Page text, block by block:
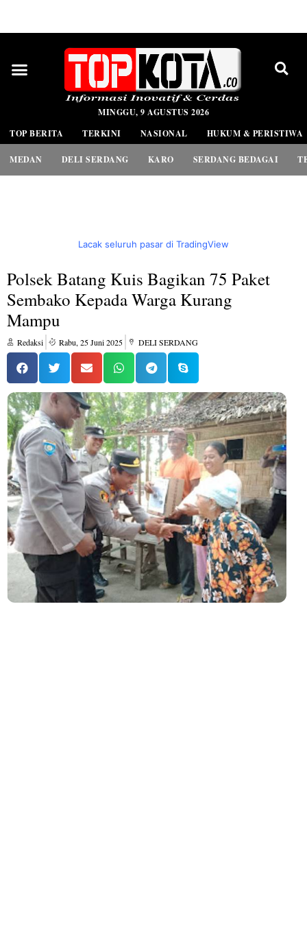
MINGGU, 9 AGUSTUS 2026
TOP BERITA
TERKINI NASIONAL HUKUM & PERISTIWA
MEDAN DELI SERDANG KARO SERDANG BEDAGAI
Lacak seluruh pasar di TradingView
Polsek Batang Kuis Bagikan 75 Paket
Sembako Kepada Warga Kurang
Mampu
Redaksi Rabu, 25 Juni 2025 DELI SERDANG